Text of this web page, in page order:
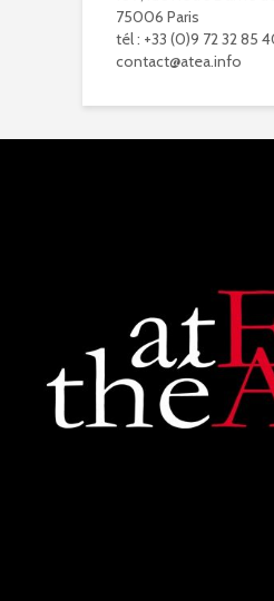
Bravo à toute
L'ATEA.
Un choix
Un moment
les acteurs et
Judith Aubry.
Bravo !!! Que
acteurs !!
Un Richard III
qualité.
75006 Paris
tél : +33 (0)9 72 32 85
contact@atea.info